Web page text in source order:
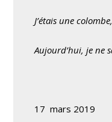
J’étais une
Aujourd’hui, je ne
17 mars 2019